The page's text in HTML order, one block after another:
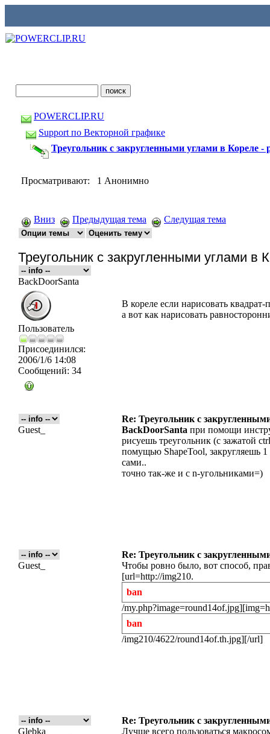
POWERCLIP.RU
Support по Векторной графике
Треугольник с закругленными углами в Кореле -
Просматривают: 1 Анонимно
Вниз Предыдущая тема Следущая тема
Треугольник с закругленными углами в
BackDoorSanta
Пользователь
Присоединился:
2006/1/6 14:08
Сообщений: 34
В кореле если нарисовать
а вот как нарисовать
Re: Треугольник с
Guest_
BackDoorSanta при помощи
рисуешь треугольник (с зажатой
помущью ShapeTool, закругляешь 1
сами..
точно так-же и с n-угольниками=)
Re: Треугольник с
Guest_
Чтобы ровно было, вот способ,
[url=http://img210.
ban
/
ban
/img210/4622/round14of.th.jpg][/url]
Re: Треугольник с
Glebka
Лучше всего пользоваться